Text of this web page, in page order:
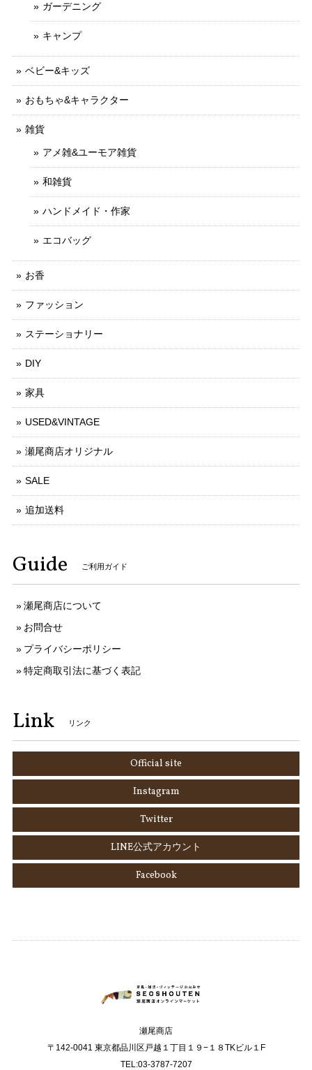
ガーデニング
キャンプ
ベビー&キッズ
おもちゃ&キャラクター
雑貨
アメ雑&ユーモア雑貨
和雑貨
ハンドメイド・作家
エコバッグ
お香
ファッション
ステーショナリー
DIY
家具
USED&VINTAGE
瀬尾商店オリジナル
SALE
追加送料
Guide ご利用ガイド
瀬尾商店について
お問合せ
プライバシーポリシー
特定商取引法に基づく表記
Link リンク
Official site
Instagram
Twitter
LINE公式アカウント
Facebook
瀬尾商店
〒142-0041 東京都品川区戸越１丁目１９−１８TKビル１F
TEL:03-3787-7207